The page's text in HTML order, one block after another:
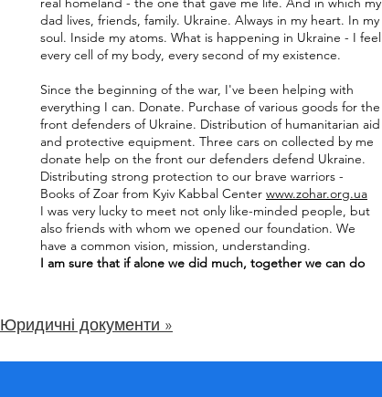
dad lives, friends, family. Ukraine. Always in my heart. In my
soul. Inside my atoms. What is happening in Ukraine - I feel
every cell of my body, every second of my existence.
Since the beginning of the war, I've been helping with
everything I can. Donate. Purchase of various goods for the
front defenders of Ukraine. Distribution of humanitarian aid
and protective equipment. Three cars on collected by me
donate help on the front our defenders defend Ukraine.
Distributing strong protection to our brave warriors -
Books of Zoar from Kyiv Kabbal Center www.zohar.org.ua
I was very lucky to meet not only like-minded people, but
also friends with whom we opened our foundation. We
have a common vision, mission, understanding.
I am sure that if alone we did much, together we can do
Юридичні документи »